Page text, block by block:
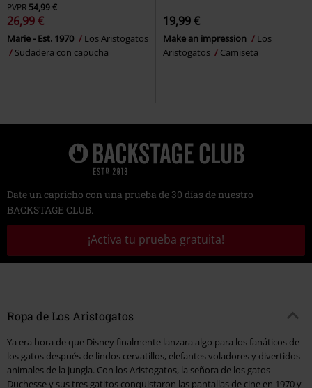
PVPR54,99 €
26,99 €
Marie - Est. 1970
Los Aristogatos
Sudadera con capucha
19,99 €
Make an impression
Los
Aristogatos
Camiseta
Date un capricho con una prueba de 30 días de nuestro
BACKSTAGE CLUB.
¡Activa tu prueba gratuita!
Ropa de Los Aristogatos
Ya era hora de que Disney finalmente lanzara algo para los fanáticos de
los gatos después de lindos cervatillos, elefantes voladores y divertidos
animales de la jungla. Con los Aristogatos, la señora de los gatos
Duchesse y sus tres gatitos conquistaron las pantallas de cine en 1970 y